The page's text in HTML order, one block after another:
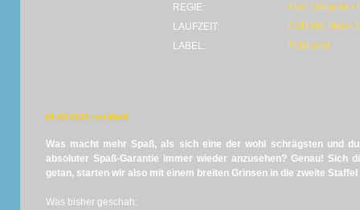
REGIE:
Abel Góngora •
LAUFZEIT:
DVD (96 Min) •
LABEL:
Polyband
08.05.2026 von MarS
Was macht mehr Spaß, als sich eine der wohl schrägsten und
absoluter Spaß-Garantie immer wieder anzusehen? Genau! Sich
getan, starten wir also mit einem breiten Grinsen in die zweite Staffel
Was bisher geschah: